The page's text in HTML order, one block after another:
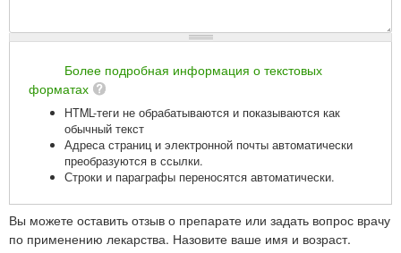
Более подробная информация о текстовых
форматах
HTML-теги не обрабатываются и показываются как
обычный текст
Адреса страниц и электронной почты автоматически
преобразуются в ссылки.
Строки и параграфы переносятся автоматически.
Вы можете оставить отзыв о препарате или задать вопрос врачу
по применению лекарства. Назовите ваше имя и возраст.